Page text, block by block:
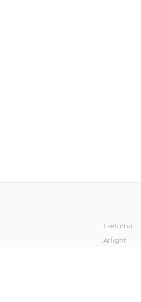
F-Promo
Arlight